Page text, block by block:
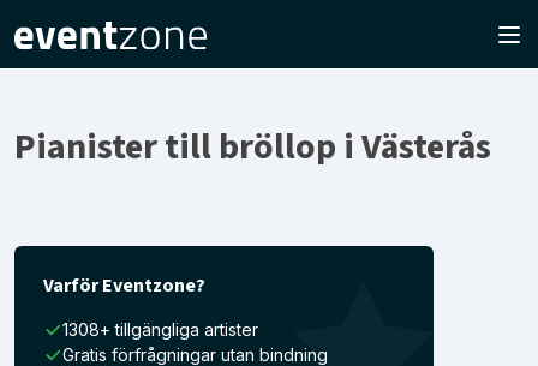
Pianister till bröllop i Västerås
Varför Eventzone?
1308+ tillgängliga artister
Gratis förfrågningar utan bindning